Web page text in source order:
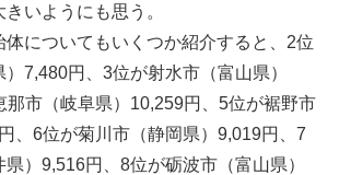
いようにも思う。
体についてもいくつか紹介すると、2位
7,480円、3位が射水市（富山県）
那市（岐阜県）10,259円、5位が裾野市
、6位が菊川市（静岡県）9,019円、7
）9,516円、8位が砺波市（富山県）